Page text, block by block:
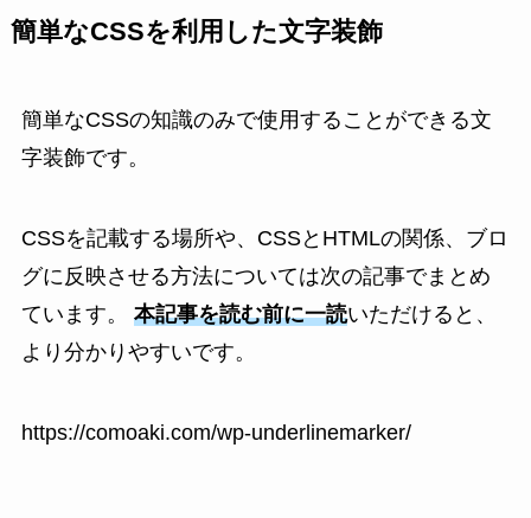
簡単なCSSを利用した文字装飾
簡単なCSSの知識のみで使用することができる文
字装飾です。
CSSを記載する場所や、CSSとHTMLの関係、ブロ
グに反映させる方法については次の記事でまとめ
ています。 本記事を読む前に一読いただけると、
より分かりやすいです。
https://comoaki.com/wp-underlinemarker/